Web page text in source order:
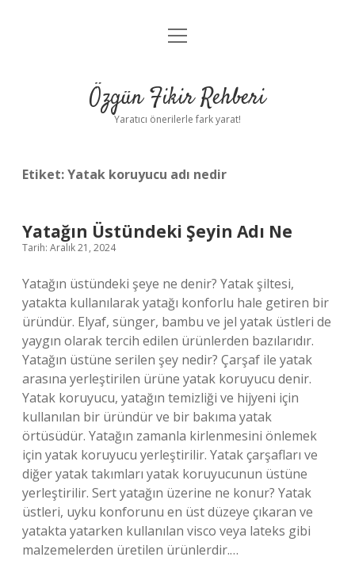
Gizlilik Politikası
Yasal Uyarı
menüyü
Özgün Fikir Rehberi
Yaratıcı önerilerle fark yarat!
Etiket:Yatak koruyucu adı nedir
Yatağın Üstündeki Şeyin Adı Ne
Tarih: Aralık 21, 2024
Yatağın üstündeki şeye ne denir? Yatak şiltesi,
yatakta kullanılarak yatağı konforlu hale getiren bir
üründür. Elyaf, sünger, bambu ve jel yatak üstleri de
yaygın olarak tercih edilen ürünlerden bazılarıdır.
Yatağın üstüne serilen şey nedir? Çarşaf ile yatak
arasına yerleştirilen ürüne yatak koruyucu denir.
Yatak koruyucu, yatağın temizliği ve hijyeni için
kullanılan bir üründür ve bir bakıma yatak
örtüsüdür. Yatağın zamanla kirlenmesini önlemek
için yatak koruyucu yerleştirilir. Yatak çarşafları ve
diğer yatak takımları yatak koruyucunun üstüne
yerleştirilir. Sert yatağın üzerine ne konur? Yatak
üstleri, uyku konforunu en üst düzeye çıkaran ve
yatakta yatarken kullanılan visco veya lateks gibi
malzemelerden üretilen ürünlerdir.…